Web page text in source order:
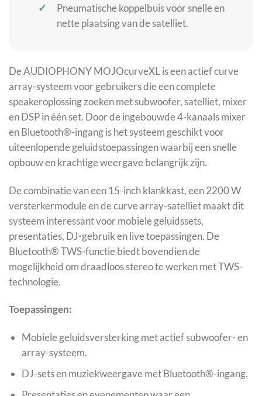
Pneumatische koppelbuis voor snelle en
nette plaatsing van de satelliet.
De AUDIOPHONY MOJOcurveXL is een actief curve
array-systeem voor gebruikers die een complete
speakeroplossing zoeken met subwoofer, satelliet, mixer
en DSP in één set. Door de ingebouwde 4-kanaals mixer
en Bluetooth®-ingang is het systeem geschikt voor
uiteenlopende geluidstoepassingen waarbij een snelle
opbouw en krachtige weergave belangrijk zijn.
De combinatie van een 15-inch klankkast, een 2200 W
versterkermodule en de curve array-satelliet maakt dit
systeem interessant voor mobiele geluidssets,
presentaties, DJ-gebruik en live toepassingen. De
Bluetooth® TWS-functie biedt bovendien de
mogelijkheid om draadloos stereo te werken met TWS-
technologie.
Toepassingen:
Mobiele geluidsversterking met actief subwoofer- en
array-systeem.
DJ-sets en muziekweergave met Bluetooth®-ingang.